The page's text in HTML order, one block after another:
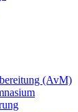
(AvM)